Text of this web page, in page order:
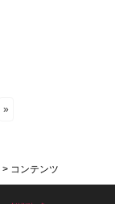
»
> コンテンツ